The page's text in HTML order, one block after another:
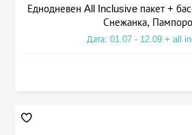
Еднодневен All Inclusive пакет +
Снежанка,
Дата: 01.07 - 12.09 + all